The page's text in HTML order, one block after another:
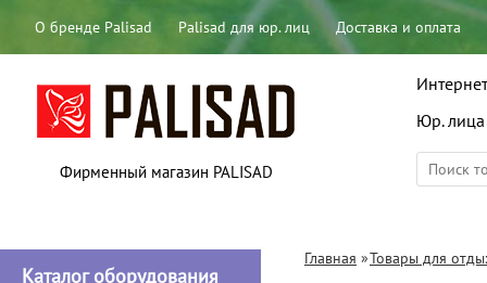
О бренде Palisad Palisad для юр. лиц Доставка и оплата
Фирменный магазин PALISAD
Юр. лица
Каталог оборудования
Главная »Товары для